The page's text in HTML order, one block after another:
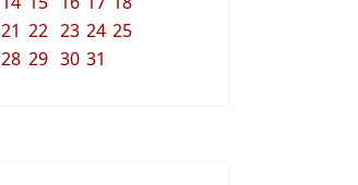
21 22 23 24 25
28 29 30 31